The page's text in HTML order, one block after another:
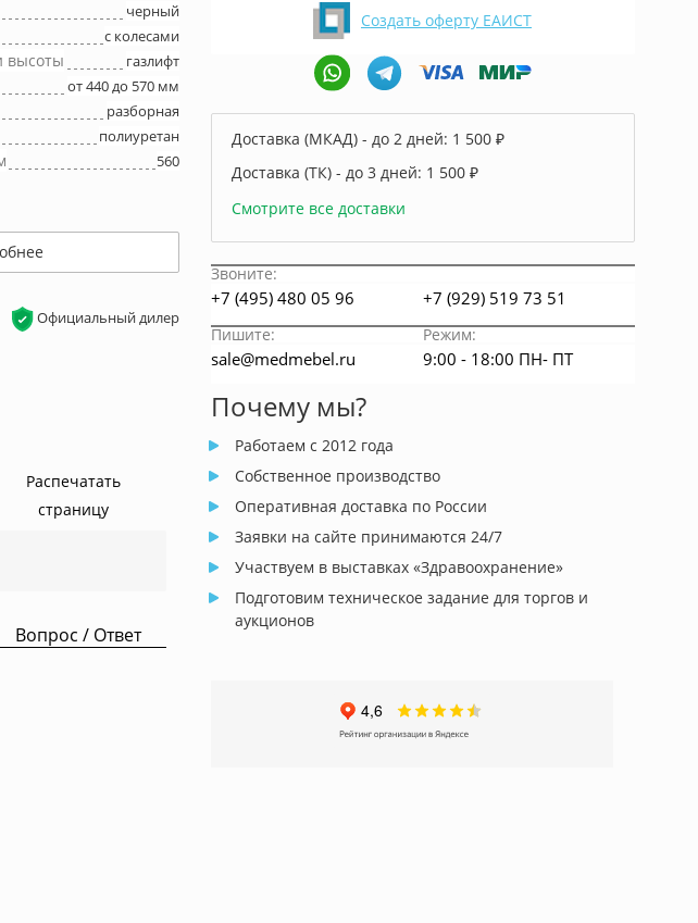
черный
с колесами
высоты газлифт
от 440 до 570 мм
разборная
полиуретан
560
Официальный дилер
Распечатать
страницу
Вопрос / Ответ
Создать оферту ЕАИСТ
Доставка (МКАД) - до 2 дней: 1 500 ₽
Доставка (ТК) - до 3 дней: 1 500 ₽
Смотрите все доставки
Звоните:
+7 (495) 480 05 96 +7 (929) 519 73 51
Пишите: Режим:
sale@medmebel.ru 9:00 - 18:00 ПН- ПТ
Почему мы?
Работаем с 2012 года
Собственное производство
Оперативная доставка по России
Заявки на сайте принимаются 24/7
Участвуем в выставках «Здравоохранение»
Подготовим техническое задание для торгов и
аукционов